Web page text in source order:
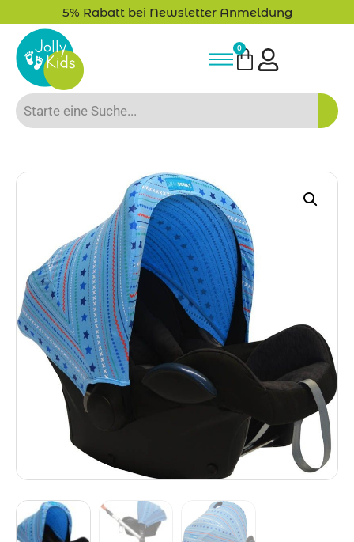
5% Rabatt bei Newsletter Anmeldung
0